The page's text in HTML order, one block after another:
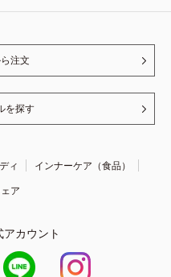
注文
を探す
ィ
インナーケア（食品）
ア
アカウント